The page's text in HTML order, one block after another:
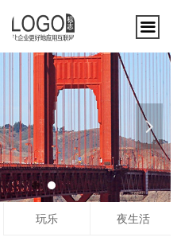
끀
祝沿海大桥全线通车
celebrate the opening of
bridge across the board
넲
玩乐 夜生活